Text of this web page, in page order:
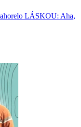
LÁSKOU: Aha,